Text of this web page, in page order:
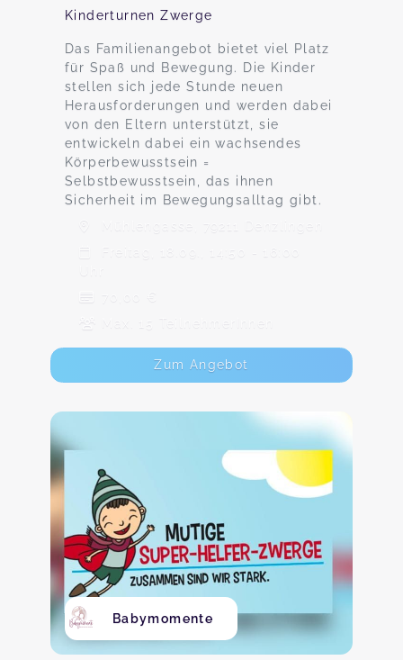
Kinderturnen Zwerge
Das Familienangebot bietet viel Platz
für Spaß und Bewegung. Die Kinder
stellen sich jede Stunde neuen
Herausforderungen und werden dabei
von den Eltern unterstützt, sie
entwickeln dabei ein wachsendes
Körperbewusstsein =
Selbstbewusstsein, das ihnen
Sicherheit im Bewegungsalltag gibt.
Mühlengasse, 79211 Denzlingen
Freitag, 18.09., 14:50 - 16:00
70,00 €
Max. 15 TeilnehmerInnen
Zum Angebot
Babymomente